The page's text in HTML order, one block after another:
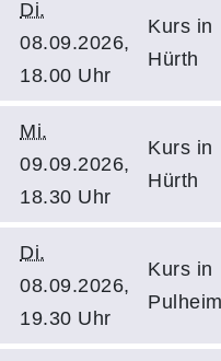
Di.
08.09.2026,
18.00 Uhr
Kurs in
Hürth
Mi.
09.09.2026,
18.30 Uhr
Kurs in
Hürth
Di.
08.09.2026,
19.30 Uhr
Kurs in